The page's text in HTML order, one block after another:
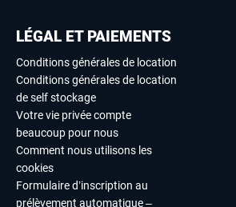
LÉGAL ET PAIEMENTS
Conditions générales de location
Conditions générales de location
de self stockage
Votre vie privée compte
beaucoup pour nous
Comment nous utilisons les
cookies
Formulaire d’inscription au
prélèvement automatique –